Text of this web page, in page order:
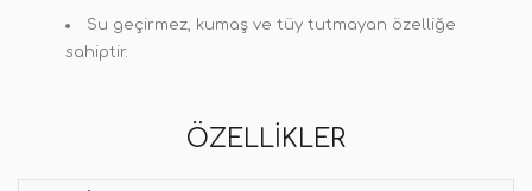
Su geçirmez, kumaş ve tüy tutmayan özelliğe
sahiptir.
ÖZELLIKLER